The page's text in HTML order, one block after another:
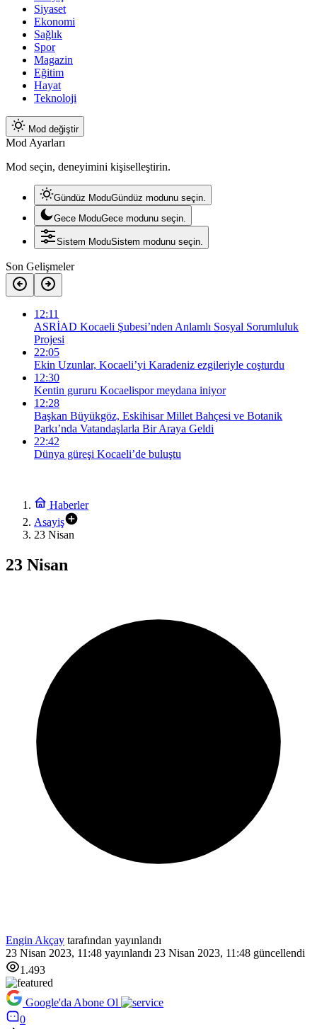
Siyaset
Ekonomi
Sağlık
Spor
Magazin
Eğitim
Hayat
Teknoloji
Mod değiştir
Mod Ayarları
Mod seçin, deneyimini kişiselleştirin.
Gündüz ModuGündüz modunu seçin.
Gece ModuGece modunu seçin.
Sistem ModuSistem modunu seçin.
Son Gelişmeler
12:11
ASRİAD Kocaeli Şubesi’nden Anlamlı Sosyal Sorumluluk
Projesi
22:05
Ekin Uzunlar, Kocaeli’yi Karadeniz ezgileriyle coşturdu
12:30
Kentin gururu Kocaelispor meydana iniyor
12:28
Başkan Büyükgöz, Eskihisar Millet Bahçesi ve Botanik
Parkı’nda Vatandaşlarla Bir Araya Geldi
22:42
Dünya güreşi Kocaeli’de buluştu
Haberler
Asayiş
23 Nisan
23 Nisan
Engin Akçay tarafından yayınlandı
23 Nisan 2023, 11:48 yayınlandı 23 Nisan 2023, 11:48 güncellendi
1.493
Google'da Abone Ol
0